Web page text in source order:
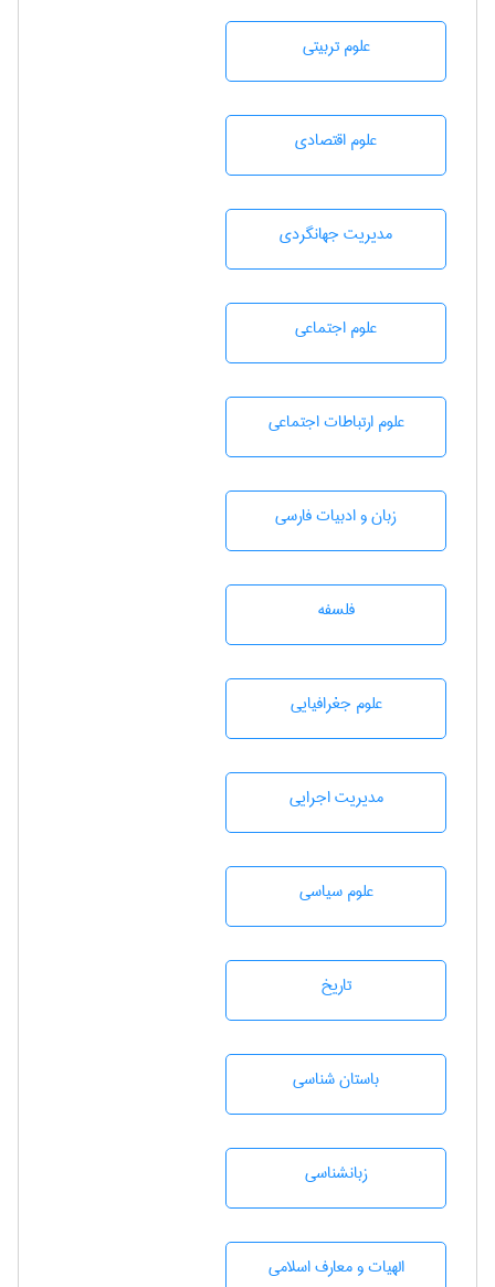
علوم تربيتی
علوم اقتصادی
مديريت جهانگردی
علوم اجتماعی
علوم ارتباطات اجتماعی
زبان و ادبيات فارسی
فلسفه
علوم جغرافيايی
مديريت اجرايی
علوم سياسی
تاريخ
باستان شناسی
زبانشناسی
الهیات و معارف اسلامی